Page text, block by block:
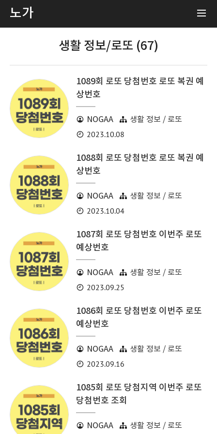
노가
생활 정보/로또 (67)
1089회 로또 당첨번호 로또 복권 예
상번호
NOGAA 생활 정보 / 로또
2023.10.08
1088회 로또 당첨번호 로또 복권 예
상번호
NOGAA 생활 정보 / 로또
2023.10.04
1087회 로또 당첨번호 이번주 로또
예상번호
NOGAA 생활 정보 / 로또
2023.09.25
1086회 로또 당첨번호 이번주 로또
예상번호
NOGAA 생활 정보 / 로또
2023.09.16
1085회 로또 당첨지역 이번주 로또
당첨번호 조회
NOGAA 생활 정보 / 로또